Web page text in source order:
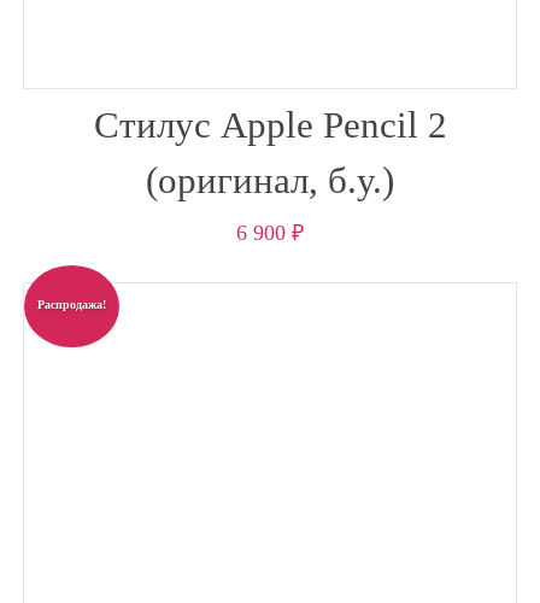
Стилус Apple Pencil 2
(оригинал, б.у.)
6 900 ₽
Распродажа!